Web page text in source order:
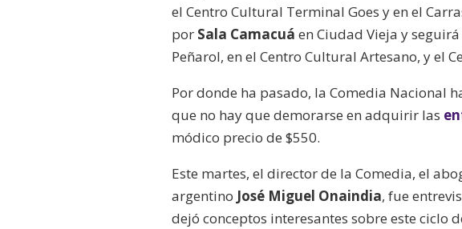
el Centro Cultural Terminal Goes y en el
por Sala Camacuá en Ciudad Vieja y
Peñarol, en el Centro Cultural Artesano, y el
Por donde ha pasado, la Comedia Nacional
que no hay que demorarse en adquirir las
módico precio de $550.
Este martes, el director de la Comedia, el
argentino José Miguel Onaindia, fue
dejó conceptos interesantes sobre este ciclo